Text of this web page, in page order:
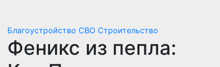
Благоустройство СВО Строительство
Феникс из пепла: